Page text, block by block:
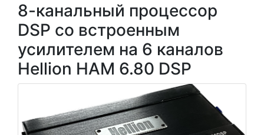
8-канальный процессор
DSP со встроенным
усилителем на 6 каналов
Hellion HAM 6.80 DSP